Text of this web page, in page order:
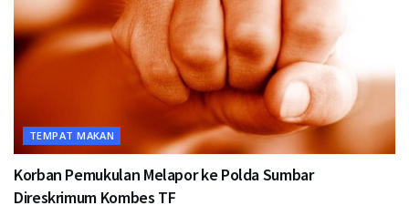
TEMPAT MAKAN
Korban Pemukulan Melapor ke Polda Sumbar
Direskrimum Kombes TF